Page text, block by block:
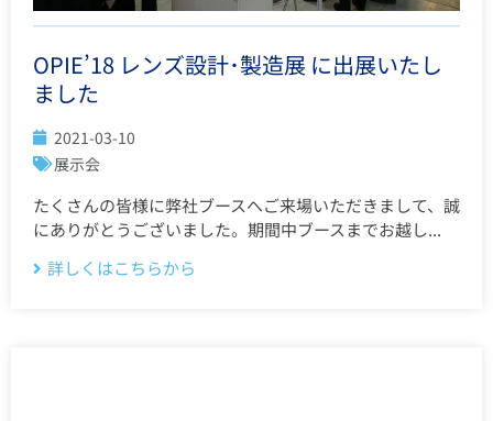
OPIE’18 レンズ設計･製造展 に出展いたし
ました
2021-03-10
展示会
たくさんの皆様に弊社ブースへご来場いただきまして、誠
にありがとうございました。期間中ブースまでお越し...
詳しくはこちらから